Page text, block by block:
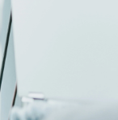
tal –
Trantow Hejl